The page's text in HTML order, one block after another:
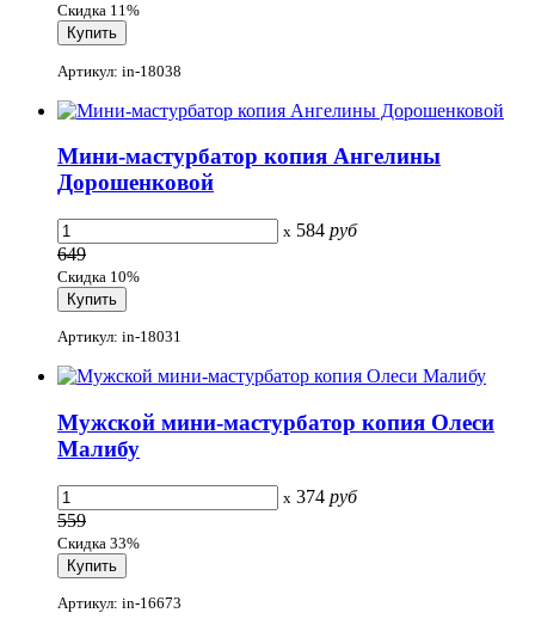
Скидка 11%
Артикул: in-18038
Мини-мастурбатор копия Ангелины
Дорошенковой
x 584 руб
649
Скидка 10%
Артикул: in-18031
Мужской мини-мастурбатор копия Олеси
Малибу
x 374 руб
559
Скидка 33%
Артикул: in-16673